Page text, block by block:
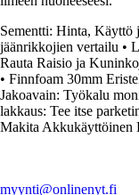
Sementti: Hinta, Käyttö
jäänrikkojien vertailu •
Rauta Raisio ja
• Finnfoam 30mm
Jakoavain: Työkalu
lakkaus: Tee itse
Makita Akkukäyttöinen
myynti@onlinenyt.fi